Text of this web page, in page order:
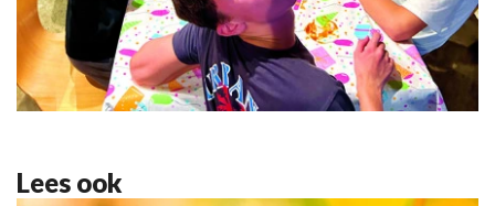
Lees ook